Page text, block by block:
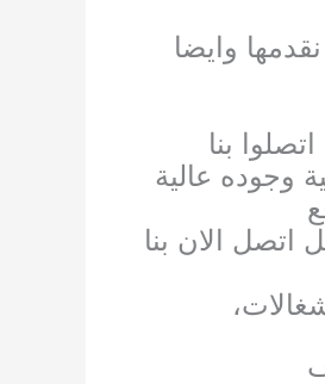
وايضا
وجوده عالية
اتصل الان بنا